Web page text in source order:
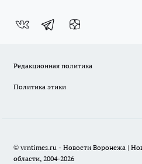
Редакционная политика
Политика этики
© vrntimes.ru - Новости Воронежа |
области, 2004-2026